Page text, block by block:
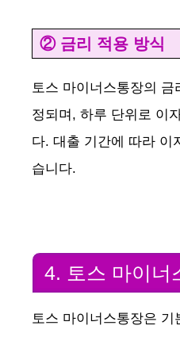
② 금리 적용 방식
토스 마이너스통장의 금
정되며, 하루 단위로 이
다. 대출 기간에 따라 이
습니다.
4. 토스 마이너
토스 마이너스통장은 기